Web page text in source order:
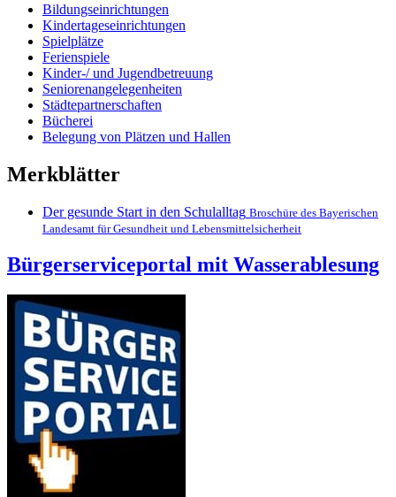
Bildungseinrichtungen
Kindertageseinrichtungen
Spielplätze
Ferienspiele
Kinder-/ und Jugendbetreuung
Seniorenangelegenheiten
Städtepartnerschaften
Bücherei
Belegung von Plätzen und Hallen
Merkblätter
Der gesunde Start in den Schulalltag Broschüre des Bayerischen
Landesamt für Gesundheit und Lebensmittelsicherheit
Bürgerserviceportal mit Wasserablesung